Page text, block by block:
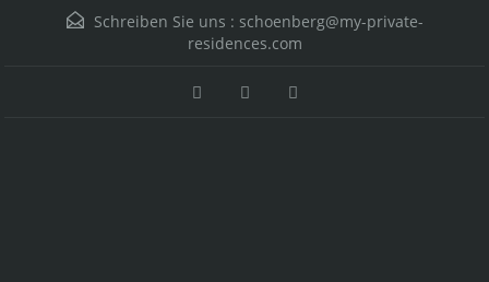
Schreiben Sie uns : schoenberg@my-private-
residences.com